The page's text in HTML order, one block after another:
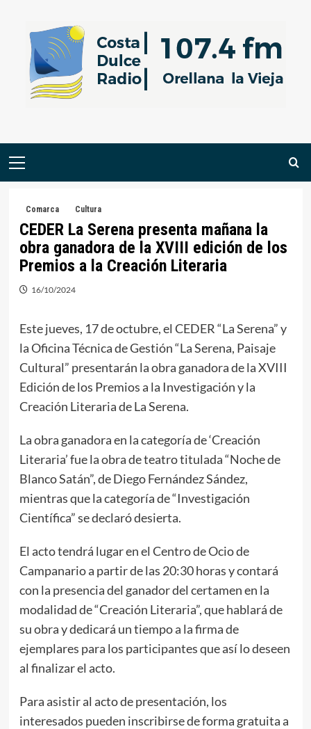
contenido
Menú
Comarca Cultura
CEDER La Serena presenta mañana la
obra ganadora de la XVIII edición de los
Premios a la Creación Literaria
16/10/2024
Este jueves, 17 de octubre, el CEDER “La Serena” y
la Oficina Técnica de Gestión “La Serena, Paisaje
Cultural” presentarán la obra ganadora de la XVIII
Edición de los Premios a la Investigación y la
Creación Literaria de La Serena.
La obra ganadora en la categoría de ‘Creación
Literaria’ fue la obra de teatro titulada “Noche de
Blanco Satán”, de Diego Fernández Sández,
mientras que la categoría de “Investigación
Científica” se declaró desierta.
El acto tendrá lugar en el Centro de Ocio de
Campanario a partir de las 20:30 horas y contará
con la presencia del ganador del certamen en la
modalidad de “Creación Literaria”, que hablará de
su obra y dedicará un tiempo a la firma de
ejemplares para los participantes que así lo deseen
al finalizar el acto.
Para asistir al acto de presentación, los
interesados pueden inscribirse de forma gratuita a